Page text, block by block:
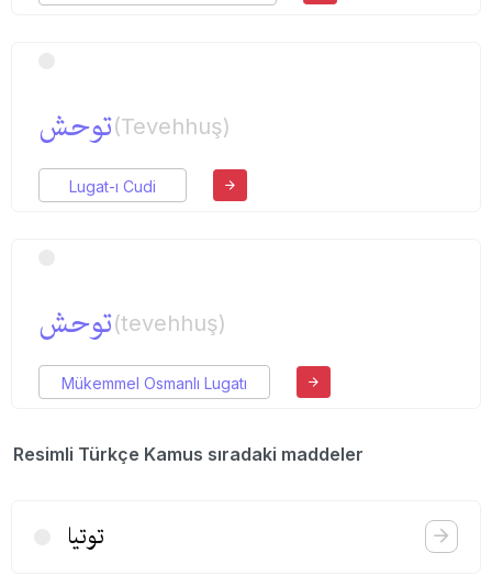
توحش(Tevehhuş)
Lugat-ı Cudi
توحش(tevehhuş)
Mükemmel Osmanlı Lugatı
Resimli Türkçe Kamus sıradaki maddeler
توتیا